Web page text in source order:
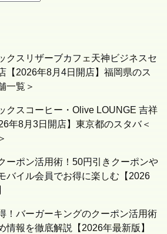
クスリザーブカフェ天神ビジネスセ
【2026年8月4日開店】福岡県のス
一覧＞
クスコーヒー・Olive LOUNGE 吉祥
年8月3日開店】東京都のスタバ＜
ーポン活用術！50円引きクーポンや
バイル会員でお得に楽しむ【2026
！バーガーキングのクーポン活用術
情報を徹底解説【2026年最新版】